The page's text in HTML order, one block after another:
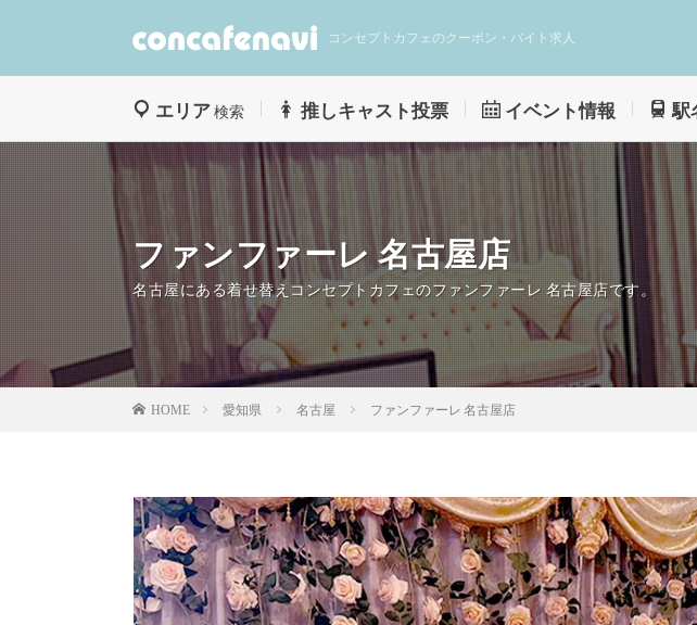
コンセプトカフェのクーポン・バイト求人
エリア検索 推しキャスト投票 イベント情報 駅
ファンファーレ 名古屋店
名古屋にある着せ替えコンセプトカフェのファンファーレ 名古屋店です。
HOME 愛知県 名古屋 ファンファーレ 名古屋店